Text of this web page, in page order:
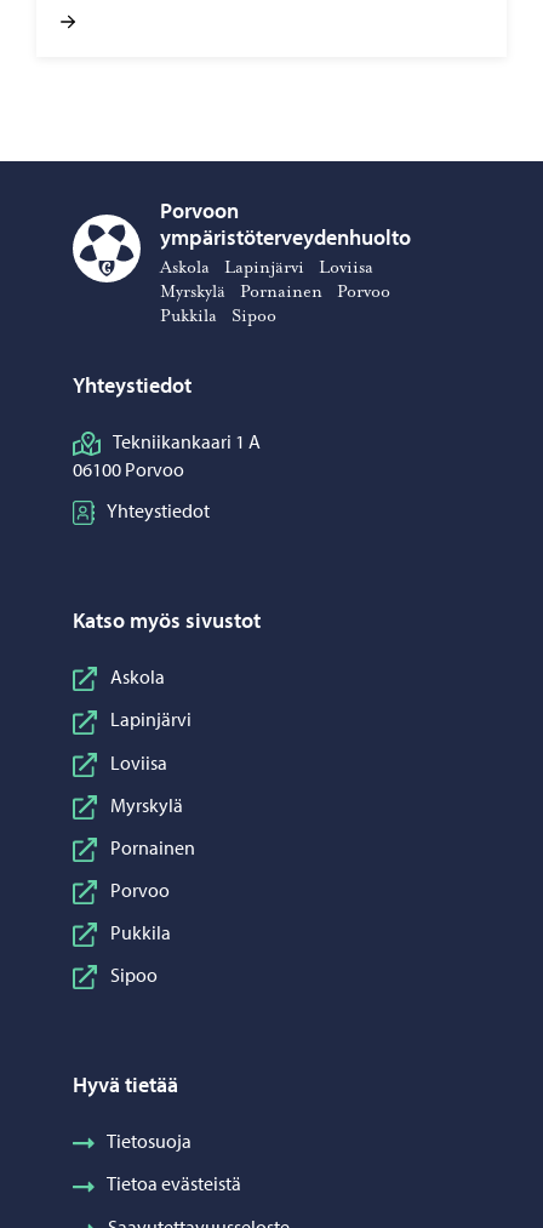
Porvoon ympäristöterveydenhuolto – Siirry kotisivulle
Porvoon
ympäristöterveydenhuolto
Askola Lapinjärvi
Loviisa
Myrskylä
Pornainen
Porvoo
Pukkila
Sipoo
Yhteystiedot
Tekniikankaari 1 A
06100 Porvoo
Yhteystiedot
Katso myös sivustot
Askola
Lapinjärvi
Loviisa
Myrskylä
Pornainen
Porvoo
Pukkila
Sipoo
Hyvä tietää
Tietosuoja
Tietoa evästeistä